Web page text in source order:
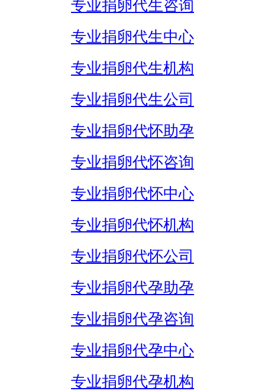
专业捐卵代生咨询
专业捐卵代生中心
专业捐卵代生机构
专业捐卵代生公司
专业捐卵代怀助孕
专业捐卵代怀咨询
专业捐卵代怀中心
专业捐卵代怀机构
专业捐卵代怀公司
专业捐卵代孕助孕
专业捐卵代孕咨询
专业捐卵代孕中心
专业捐卵代孕机构